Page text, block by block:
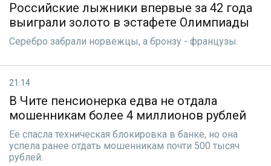
Российские лыжники впервые за 42 года
выиграли золото в эстафете Олимпиады
Серебро забрали норвежцы, а бронзу - французы.
21:14
В Чите пенсионерка едва не отдала
мошенникам более 4 миллионов рублей
Её спасла техническая блокировка в банке, но она
успела ранее отдать мошенникам почти 500 тысяч
рублей.